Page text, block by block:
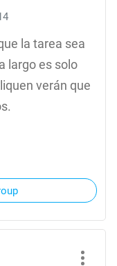
la tarea sea
largo es solo
verán que